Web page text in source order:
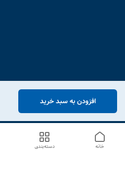
افزودن به سبد خرید
دسته‌بندی خانه